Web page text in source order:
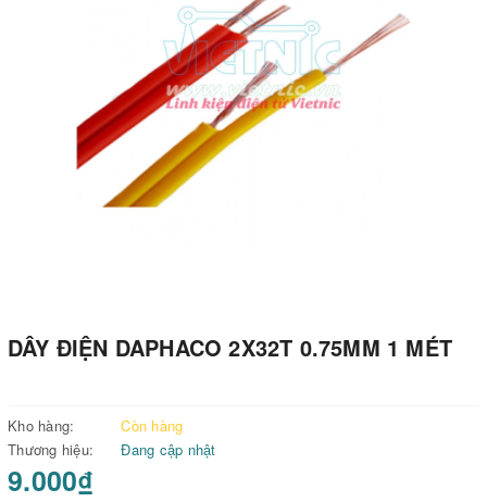
DÂY ĐIỆN DAPHACO 2X32T 0.75MM 1 MÉT
Kho hàng:
Còn hàng
Thương hiệu:
Đang cập nhật
9.000₫